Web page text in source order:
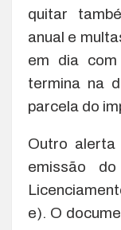
quitar
anual e
em dia
termina na
parcela do
Outro
emissão
e). O